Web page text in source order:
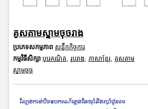
គូសតាមស្នាមចុចរាង
ប្រភេទសកម្មភាព សន្លឹកកិច្ចការ
កម្មវិធីសិក្សា បុរេគណិត, រូបរាង, ភាសាខ្មែរ, គូសតាម
ស្នាមចុច